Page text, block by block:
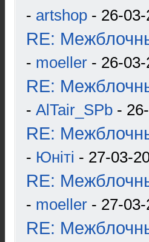
- artshop - 26-
RE:
- moeller - 26-
RE:
- AlTair_SPb -
RE:
- Юнiтi - 27-03-
RE:
- moeller - 27-
RE: